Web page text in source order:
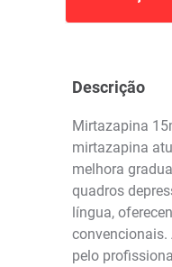
Descrição
Mirtazapina
mirtazapina
melhora
quadros
língua,
convencionais.
pelo